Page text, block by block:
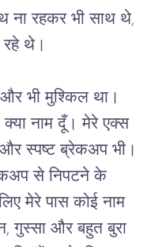
ना रहकर भी साथ थे,
रहे थे।
भी मुश्किल था।
नाम दूँ। मेरे एक्स
और स्पष्ट ब्रेकअप भी।
से निपटने के
मेरे पास कोई नाम
गुस्सा और बहुत बुरा